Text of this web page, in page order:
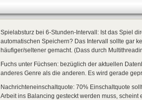
Spielabsturz bei 6-Stunden-Intervall: Ist das Spiel
automatischen Speichern? Das Intervall sollte gar
häufiger/seltener gemacht. (Dass durch
Fuchs unter Füchsen: bezüglich der aktuellen
anderes Genre als die anderen. Es wird gerade
Nachrichteneinschaltquote: 70% Einschaltquote
Arbeit ins Balancing gesteckt werden muss,